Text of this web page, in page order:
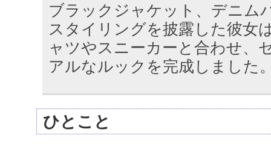
ブラックジャケット、デニム
スタイリングを披露した彼女
ャツやスニーカーと合わせ、
アルなルックを完成しました
ひとこと